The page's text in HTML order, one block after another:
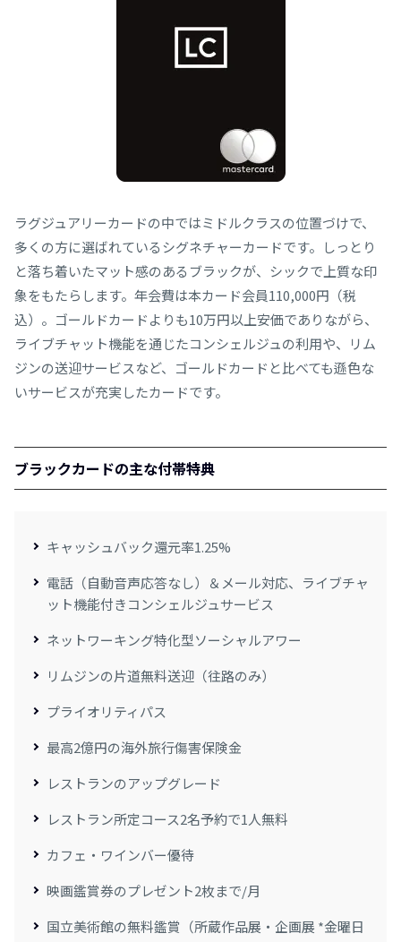
ラグジュアリーカードの中ではミドルクラスの位置づけで、
多くの方に選ばれているシグネチャーカードです。しっとり
と落ち着いたマット感のあるブラックが、シックで上質な印
象をもたらします。年会費は本カード会員110,000円（税
込）。ゴールドカードよりも10万円以上安価でありながら、
ライブチャット機能を通じたコンシェルジュの利用や、リム
ジンの送迎サービスなど、ゴールドカードと比べても遜色な
いサービスが充実したカードです。
ブラックカードの主な付帯特典
キャッシュバック還元率1.25%
電話（自動音声応答なし）＆メール対応、ライブチャ
ット機能付きコンシェルジュサービス
ネットワーキング特化型ソーシャルアワー
リムジンの片道無料送迎（往路のみ）
プライオリティパス
最⾼2億円の海外旅⾏傷害保険⾦
レストランのアップグレード
レストラン所定コース2名予約で1人無料
カフェ・ワインバー優待
映画鑑賞券のプレゼント2枚まで/月
国立美術館の無料鑑賞（所蔵作品展・企画展 *金曜日